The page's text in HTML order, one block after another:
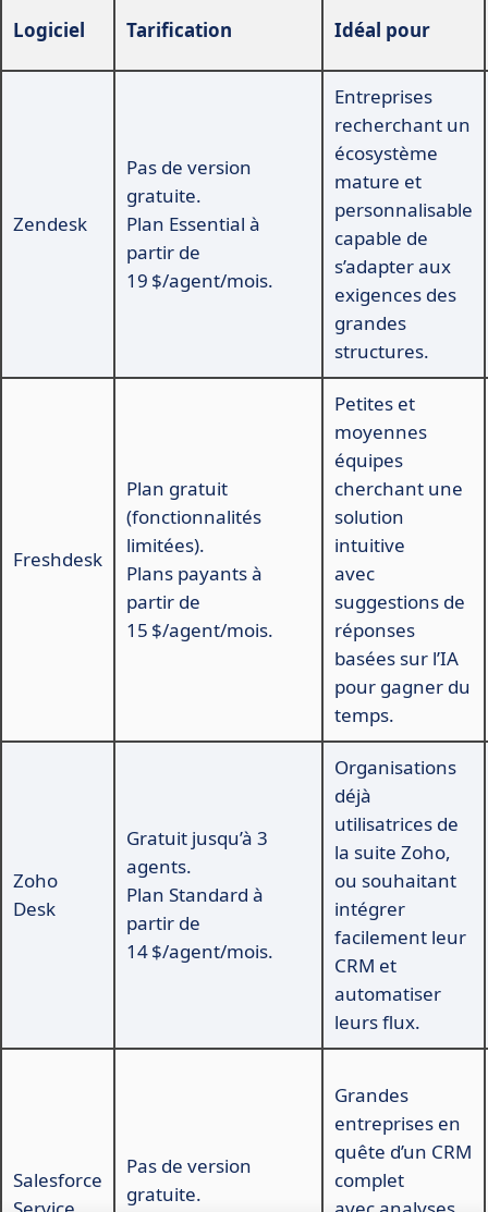
Logiciel Tarification Idéal pour
Zendesk
Pas de version
gratuite.
Plan Essential à
partir de
19 $/agent/mois.
Entreprises
recherchant un
écosystème
mature et
personnalisable
capable de
s’adapter aux
exigences des
grandes
structures.
Freshdesk
Plan gratuit
(fonctionnalités
limitées).
Plans payants à
partir de
15 $/agent/mois.
Petites et
moyennes
équipes
cherchant une
solution
intuitive
avec
suggestions de
réponses
basées sur l’IA
pour gagner du
temps.
Zoho
Desk
Gratuit jusqu’à 3
agents.
Plan Standard à
partir de
14 $/agent/mois.
Organisations
déjà
utilisatrices de
la suite Zoho,
ou souhaitant
intégrer
facilement leur
CRM et
automatiser
leurs flux.
Salesforce
Pas de version
gratuite.
Grandes
entreprises en
quête d’un CRM
complet